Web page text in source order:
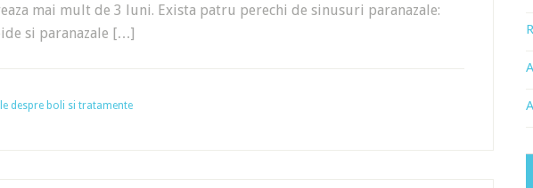
mai mult de 3 luni. Exista patru perechi de sinusuri paranazale:
si paranazale […]
despre boli si tratamente